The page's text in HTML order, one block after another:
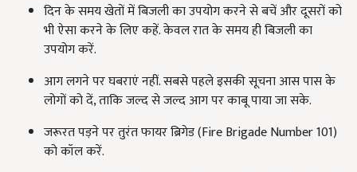
दिन के समय खेतों में बिजली का उपयोग करने से बचें और दूसरों को
भी ऐसा करने के लिए कहें. केवल रात के समय ही बिजली का
उपयोग करें.
आग लगने पर घबराएं नहीं. सबसे पहले इसकी सूचना आस पास के
लोगों को दें, ताकि जल्द से जल्द आग पर काबू पाया जा सके.
जरूरत पड़ने पर तुरंत फायर ब्रिगेड (Fire Brigade Number 101)
को कॉल करें.